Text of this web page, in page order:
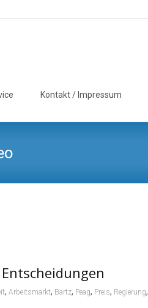
Kontakt / Impressum
, Arbeitsmarkt, Bartz, Peag, Preis, Regierung,